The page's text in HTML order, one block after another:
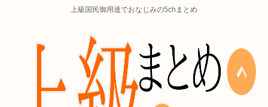
上級国民御用達でおなじみの5chまとめ